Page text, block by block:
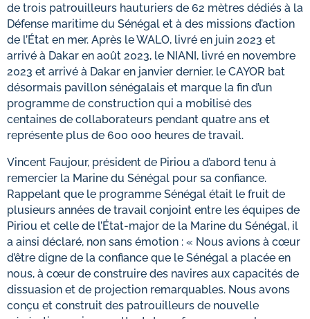
de trois patrouilleurs hauturiers de 62 mètres dédiés à la
Défense maritime du Sénégal et à des missions d’action
de l’État en mer. Après le WALO, livré en juin 2023 et
arrivé à Dakar en août 2023, le NIANI, livré en novembre
2023 et arrivé à Dakar en janvier dernier, le CAYOR bat
désormais pavillon sénégalais et marque la fin d’un
programme de construction qui a mobilisé des
centaines de collaborateurs pendant quatre ans et
représente plus de 600 000 heures de travail.
Vincent Faujour, président de Piriou a d’abord tenu à
remercier la Marine du Sénégal pour sa confiance.
Rappelant que le programme Sénégal était le fruit de
plusieurs années de travail conjoint entre les équipes de
Piriou et celle de l’État-major de la Marine du Sénégal, il
a ainsi déclaré, non sans émotion : « Nous avions à cœur
d’être digne de la confiance que le Sénégal a placée en
nous, à cœur de construire des navires aux capacités de
dissuasion et de projection remarquables. Nous avons
conçu et construit des patrouilleurs de nouvelle